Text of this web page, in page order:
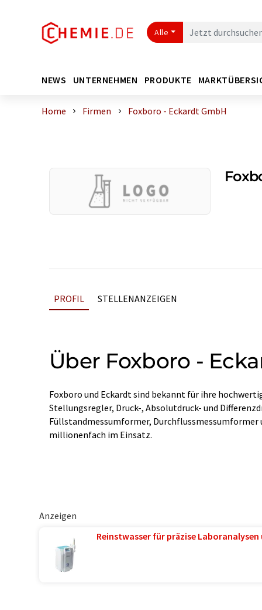
Alle
NEWS UNTERNEHMEN PRODUKTE
Home Firmen Foxboro - Eckardt GmbH
PROFIL STELLENANZEIGEN
Über Foxboro -
Foxboro und Eckardt sind bekannt für ihre
Stellungsregler, Druck-, Absolutdruck- und
Füllstandmessumformer, Durchflussmessumformer
millionenfach im Einsatz.
Anzeigen
Reinstwasser für präzise Laboranalysen